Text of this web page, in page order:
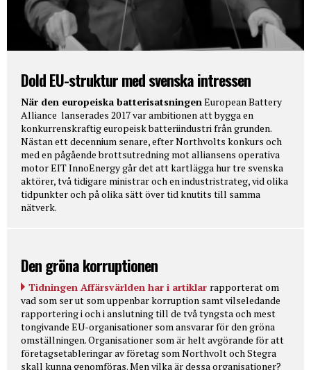
Dold EU-struktur med svenska intressen
När den europeiska batterisatsningenEuropean Battery
Alliance lanserades 2017 var ambitionen att bygga en
konkurrenskraftig europeisk batteriindustri från grunden.
Nästan ett decennium senare, efter Northvolts konkurs och
med en pågående brottsutredning mot alliansens operativa
motor EIT InnoEnergy går det att kartlägga hur tre svenska
aktörer, två tidigare ministrar och en industristrateg, vid olika
tidpunkter och på olika sätt över tid knutits till samma
nätverk.
Den gröna korruptionen
Tidningen Affärsvärlden har i artiklar rapporterat om
vad som ser ut som uppenbar korruption samt vilseledande
rapportering i och i anslutning till de två tyngsta och mest
tongivande EU-organisationer som ansvarar för den gröna
omställningen. Organisationer som är helt avgörande för att
företagsetableringar av företag som Northvolt och Stegra
skall kunna genomföras. Men vilka är dessa organisationer?